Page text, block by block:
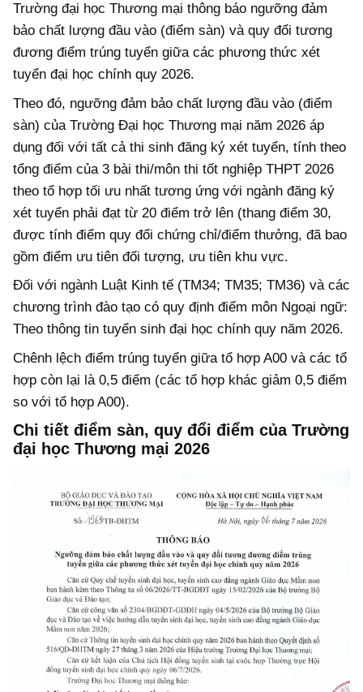
Photo
Trường đại học Thương mại thông báo ngưỡng đảm
bảo chất lượng đầu vào (điểm sàn) và quy đổi tương
đương điểm trúng tuyển giữa các phương thức xét
tuyển đại học chính quy 2026.
Theo đó, ngưỡng đảm bảo chất lượng đầu vào (điểm
sàn) của Trường Đại học Thương mại năm 2026 áp
dụng đối với tất cả thi sinh đăng ký xét tuyển, tính theo
tổng điểm của 3 bài thi/môn thi tốt nghiệp THPT 2026
theo tổ hợp tối ưu nhất tương ứng với ngành đăng ký
xét tuyển phải đạt từ 20 điểm trở lên (thang điểm 30,
được tính điểm quy đổi chứng chỉ/điểm thưởng, đã bao
gồm điểm ưu tiên đối tượng, ưu tiên khu vực.
Đối với ngành Luật Kinh tế (TM34; TM35; TM36) và các
chương trình đào tạo có quy định điểm môn Ngoại ngữ:
Theo thông tin tuyển sinh đại học chính quy năm 2026.
Chênh lệch điểm trúng tuyển giữa tổ hợp A00 và các tổ
hợp còn lại là 0,5 điểm (các tổ hợp khác giảm 0,5 điểm
so với tổ hợp A00).
Chi tiết điểm sàn, quy đổi điểm của Trường
đại học Thương mại 2026